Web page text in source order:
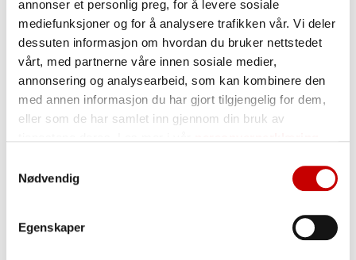
annonser et personlig preg, for å levere sosiale
mediefunksjoner og for å analysere trafikken vår. Vi deler
dessuten informasjon om hvordan du bruker nettstedet
vårt, med partnerne våre innen sosiale medier,
annonsering og analysearbeid, som kan kombinere den
med annen informasjon du har gjort tilgjengelig for dem,
eller som de har samlet inn gjennom din bruk av
Nødvendig
Egenskaper
skall av 1 sitron
2 dl
melk
2 ts
bakepulver